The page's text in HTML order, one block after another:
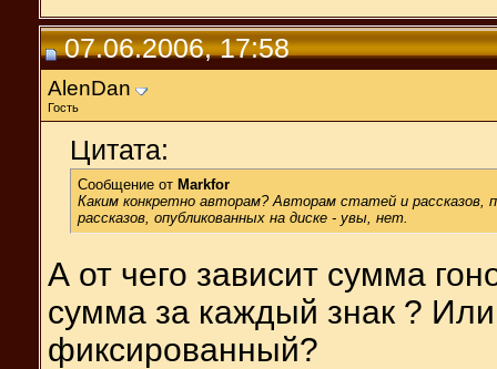
07.06.2006, 17:58
AlenDan
Гость
Цитата:
Сообщение от Markfor
Каким конкретно авторам? Авторам статей и
рассказов, опубликованных на диске - увы, нет.
А от чего зависит сумма
сумма за каждый знак ? Или
фиксированный?